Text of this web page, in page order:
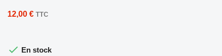
12,00 € TTC
 En stock